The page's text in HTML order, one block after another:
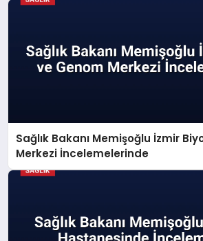
Sağlık Bakanı Memişoğlu İzmir
Merkezi İncelemelerinde